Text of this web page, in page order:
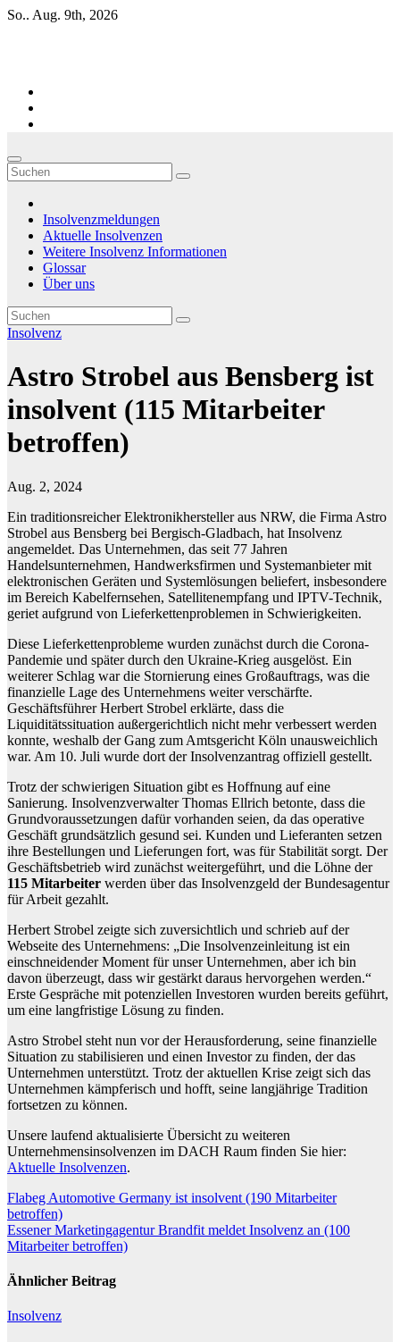
Zum
So.. Aug. 9th, 2026
Insolvenzmeldungen
Aktuelle Insolvenzen
Weitere Insolvenz Informationen
Glossar
Über uns
Insolvenz
Astro Strobel aus Bensberg ist
insolvent (115 Mitarbeiter
betroffen)
Aug. 2, 2024
Ein traditionsreicher Elektronikhersteller aus NRW, die Firma Astro
Strobel aus Bensberg bei Bergisch-Gladbach, hat Insolvenz
angemeldet. Das Unternehmen, das seit 77 Jahren
Handelsunternehmen, Handwerksfirmen und Systemanbieter mit
elektronischen Geräten und Systemlösungen beliefert, insbesondere
im Bereich Kabelfernsehen, Satellitenempfang und IPTV-Technik,
geriet aufgrund von Lieferkettenproblemen in Schwierigkeiten.
Diese Lieferkettenprobleme wurden zunächst durch die Corona-
Pandemie und später durch den Ukraine-Krieg ausgelöst. Ein
weiterer Schlag war die Stornierung eines Großauftrags, was die
finanzielle Lage des Unternehmens weiter verschärfte.
Geschäftsführer Herbert Strobel erklärte, dass die
Liquiditätssituation außergerichtlich nicht mehr verbessert werden
konnte, weshalb der Gang zum Amtsgericht Köln unausweichlich
war. Am 10. Juli wurde dort der Insolvenzantrag offiziell gestellt.
Trotz der schwierigen Situation gibt es Hoffnung auf eine
Sanierung. Insolvenzverwalter Thomas Ellrich betonte, dass die
Grundvoraussetzungen dafür vorhanden seien, da das operative
Geschäft grundsätzlich gesund sei. Kunden und Lieferanten setzen
ihre Bestellungen und Lieferungen fort, was für Stabilität sorgt. Der
Geschäftsbetrieb wird zunächst weitergeführt, und die Löhne der
115 Mitarbeiter werden über das Insolvenzgeld der Bundesagentur
für Arbeit gezahlt.
Herbert Strobel zeigte sich zuversichtlich und schrieb auf der
Webseite des Unternehmens: „Die Insolvenzeinleitung ist ein
einschneidender Moment für unser Unternehmen, aber ich bin
davon überzeugt, dass wir gestärkt daraus hervorgehen werden.“
Erste Gespräche mit potenziellen Investoren wurden bereits geführt,
um eine langfristige Lösung zu finden.
Astro Strobel steht nun vor der Herausforderung, seine finanzielle
Situation zu stabilisieren und einen Investor zu finden, der das
Unternehmen unterstützt. Trotz der aktuellen Krise zeigt sich das
Unternehmen kämpferisch und hofft, seine langjährige Tradition
fortsetzen zu können.
Unsere laufend aktualisierte Übersicht zu weiteren
Unternehmensinsolvenzen im DACH Raum finden Sie hier:
Aktuelle Insolvenzen.
Beitragsnavigation
Flabeg Automotive Germany ist insolvent (190 Mitarbeiter
betroffen)
Essener Marketingagentur Brandfit meldet Insolvenz an (100
Mitarbeiter betroffen)
Ähnlicher Beitrag
Insolvenz